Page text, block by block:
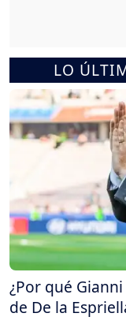
LO
¿Por qué
de De la